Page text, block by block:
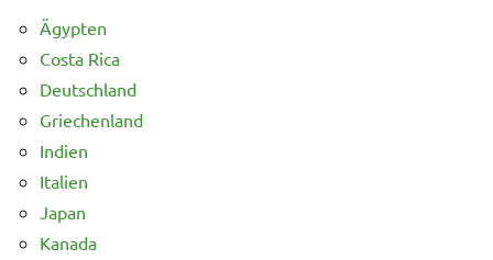
Ägypten
Costa Rica
Deutschland
Griechenland
Indien
Italien
Japan
Kanada